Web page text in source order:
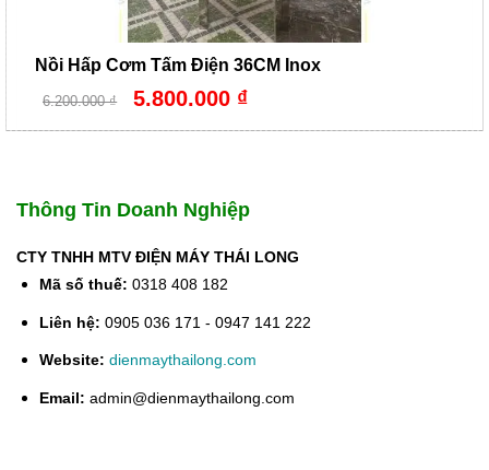
Nồi Hấp Cơm Tấm Điện 36CM Inox
6.200.000₫
Giá
gốc
6.200.000 ₫.
5.800.000 ₫Giá
hiện
là:
Thông Tin Doanh Nghiệp
CTY TNHH MTV ĐIỆN MÁY THÁI LONG
Mã số thuế: 0318 408 182
Liên hệ: 0905 036 171 - 0947 141 222
Website: dienmaythailong.com
Email: admin@dienmaythailong.com